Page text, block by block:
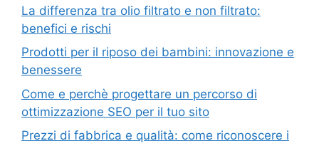
La differenza tra olio filtrato e non filtrato:
benefici e rischi
Prodotti per il riposo dei bambini: innovazione e
benessere
Come e perchè progettare un percorso di
ottimizzazione SEO per il tuo sito
Prezzi di fabbrica e qualità: come riconoscere i